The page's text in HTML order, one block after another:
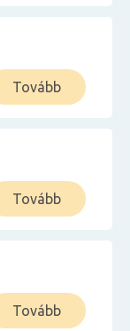
Tovább
Tovább
Tovább